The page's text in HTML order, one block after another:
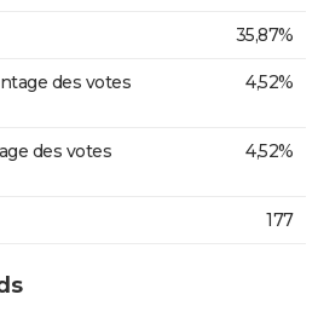
35,87%
des votes
4,52%
des votes
4,52%
177